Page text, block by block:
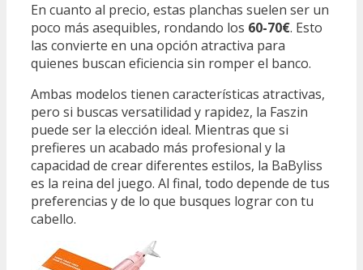
En cuanto al precio, estas planchas suelen ser un
poco más asequibles, rondando los 60-70€. Esto
las convierte en una opción atractiva para
quienes buscan eficiencia sin romper el banco.
Ambas modelos tienen características atractivas,
pero si buscas versatilidad y rapidez, la Faszin
puede ser la elección ideal. Mientras que si
prefieres un acabado más profesional y la
capacidad de crear diferentes estilos, la BaByliss
es la reina del juego. Al final, todo depende de tus
preferencias y de lo que busques lograr con tu
cabello.